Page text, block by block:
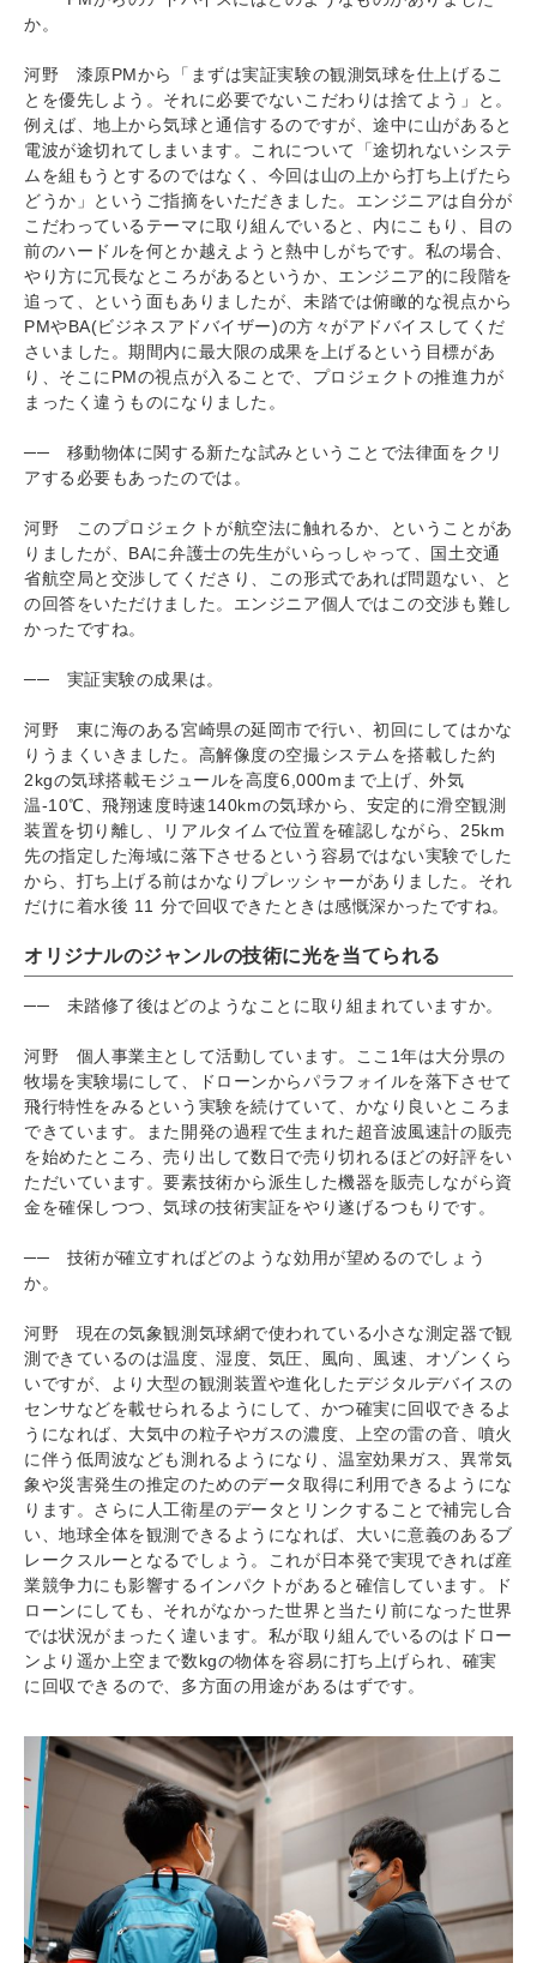
か。
河野 漆原PMから「まずは実証実験の観測気球を仕上げるこ
とを優先しよう。それに必要でないこだわりは捨てよう」と。
例えば、地上から気球と通信するのですが、途中に山があると
電波が途切れてしまいます。これについて「途切れないシステ
ムを組もうとするのではなく、今回は山の上から打ち上げたら
どうか」というご指摘をいただきました。エンジニアは自分が
こだわっているテーマに取り組んでいると、内にこもり、目の
前のハードルを何とか越えようと熱中しがちです。私の場合、
やり方に冗長なところがあるというか、エンジニア的に段階を
追って、という面もありましたが、未踏では俯瞰的な視点から
PМやBA(ビジネスアドバイザー)の方々がアドバイスしてくだ
さいました。期間内に最大限の成果を上げるという目標があ
り、そこにPМの視点が入ることで、プロジェクトの推進力が
まったく違うものになりました。
── 移動物体に関する新たな試みということで法律面をクリ
アする必要もあったのでは。
河野 このプロジェクトが航空法に触れるか、ということがあ
りましたが、BAに弁護士の先生がいらっしゃって、国土交通
省航空局と交渉してくださり、この形式であれば問題ない、と
の回答をいただけました。エンジニア個人ではこの交渉も難し
かったですね。
── 実証実験の成果は。
河野 東に海のある宮崎県の延岡市で行い、初回にしてはかな
りうまくいきました。高解像度の空撮システムを搭載した約
2kgの気球搭載モジュールを高度6,000mまで上げ、外気
温-10℃、飛翔速度時速140kmの気球から、安定的に滑空観測
装置を切り離し、リアルタイムで位置を確認しながら、25km
先の指定した海域に落下させるという容易ではない実験でした
から、打ち上げる前はかなりプレッシャーがありました。それ
だけに着水後 11 分で回収できたときは感慨深かったですね。
オリジナルのジャンルの技術に光を当てられる
── 未踏修了後はどのようなことに取り組まれていますか。
河野 個人事業主として活動しています。ここ1年は大分県の
牧場を実験場にして、ドローンからパラフォイルを落下させて
飛行特性をみるという実験を続けていて、かなり良いところま
できています。また開発の過程で生まれた超音波風速計の販売
を始めたところ、売り出して数日で売り切れるほどの好評をい
ただいています。要素技術から派生した機器を販売しながら資
金を確保しつつ、気球の技術実証をやり遂げるつもりです。
── 技術が確立すればどのような効用が望めるのでしょう
か。
河野 現在の気象観測気球網で使われている小さな測定器で観
測できているのは温度、湿度、気圧、風向、風速、オゾンくら
いですが、より大型の観測装置や進化したデジタルデバイスの
センサなどを載せられるようにして、かつ確実に回収できるよ
うになれば、大気中の粒子やガスの濃度、上空の雷の音、噴火
に伴う低周波なども測れるようになり、温室効果ガス、異常気
象や災害発生の推定のためのデータ取得に利用できるようにな
ります。さらに人工衛星のデータとリンクすることで補完し合
い、地球全体を観測できるようになれば、大いに意義のあるブ
レークスルーとなるでしょう。これが日本発で実現できれば産
業競争力にも影響するインパクトがあると確信しています。ド
ローンにしても、それがなかった世界と当たり前になった世界
では状況がまったく違います。私が取り組んでいるのはドロー
ンより遥か上空まで数kgの物体を容易に打ち上げられ、確実
に回収できるので、多方面の用途があるはずです。